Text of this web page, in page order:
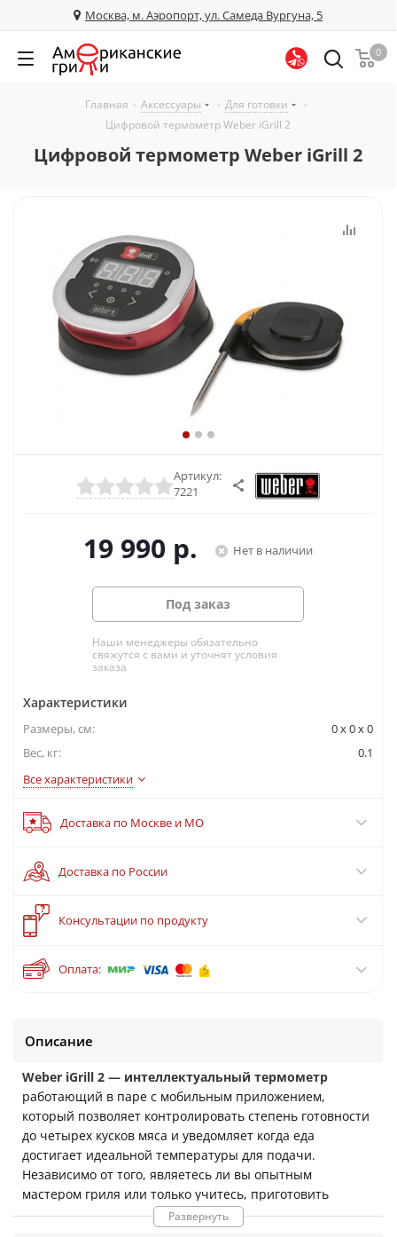
Москва, м. Аэропорт, ул. Самеда Вургуна, 5
0
Главная - Аксессуары - Для готовки
-
Цифровой термометр Weber iGrill 2
Цифровой термометр Weber iGrill 2
Артикул:
7221
19 990 р. Нет в наличии
Под заказ
Наши менеджеры обязательно
свяжутся с вами и уточнят условия
заказа
Характеристики
Размеры, см:
0 x 0 x 0
Вес, кг:
0.1
Все характеристики
Доставка по Москве и МО
?
Консультации по продукту
Доставка по России
Оплата:
Описание
Weber iGrill 2 — интеллектуальный термометр
работающий в паре с мобильным приложением,
который позволяет контролировать степень готовности
до четырех кусков мяса и уведомляет когда еда
достигает идеальной температуры для подачи.
Независимо от того, являетесь ли вы опытным
мастером гриля или только учитесь, приготовить
идеальное блюдо еще никогда не было так просто.
Развернуть